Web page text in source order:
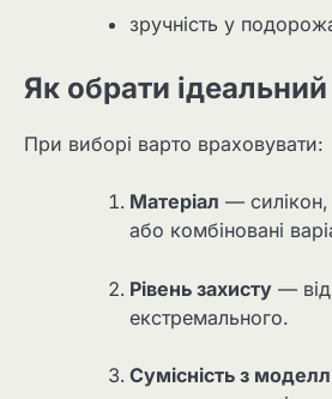
зручність у
Як обрати
При виборі варто враховувати:
Матеріал — силікон,
або комбіновані
Рівень захисту —
екстремального.
Сумісність з